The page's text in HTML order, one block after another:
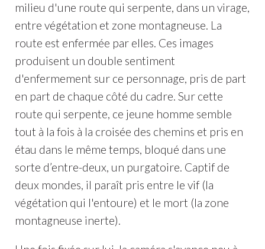
milieu d'une route qui serpente, dans un virage,
entre végétation et zone montagneuse. La
route est enfermée par elles. Ces images
produisent un double sentiment
d'enfermement sur ce personnage, pris de part
en part de chaque côté du cadre. Sur cette
route qui serpente, ce jeune homme semble
tout à la fois à la croisée des chemins et pris en
étau dans le même temps, bloqué dans une
sorte d’entre-deux, un purgatoire. Captif de
deux mondes, il paraît pris entre le vif (la
végétation qui l'entoure) et le mort (la zone
montagneuse inerte).